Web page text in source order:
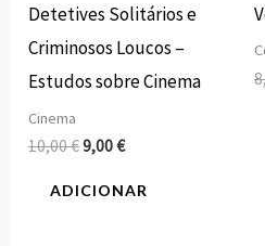
Detetives Solitários e
Criminosos Loucos –
Estudos sobre Cinema
Cinema
10,00€9,00€
ADICIONAR